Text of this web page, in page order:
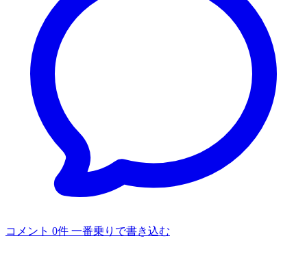
コメント 0件 一番乗りで書き込む